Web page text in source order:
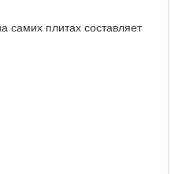
самих плитах составляет